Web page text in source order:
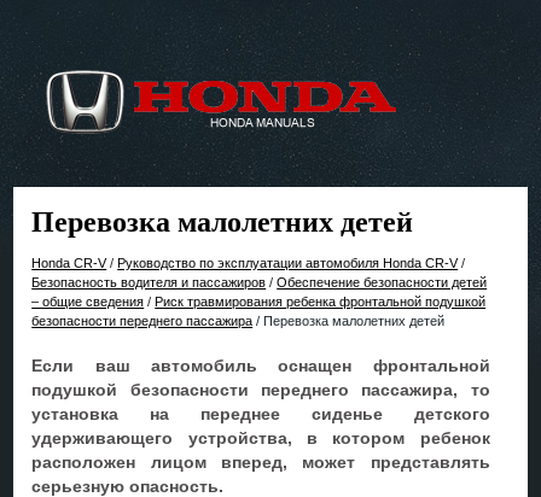
Перевозка малолетних детей
Honda CR-V/Руководство по эксплуатации автомобиля Honda CR-V/
Безопасность водителя и пассажиров /Обеспечение безопасности детей
– общие сведения /Риск травмирования ребенка фронтальной подушкой
безопасности переднего пассажира / Перевозка малолетних детей
Если ваш автомобиль оснащен фронтальной
подушкой безопасности переднего пассажира, то
установка на переднее сиденье детского
удерживающего устройства, в котором ребенок
расположен лицом вперед, может представлять
серьезную опасность.